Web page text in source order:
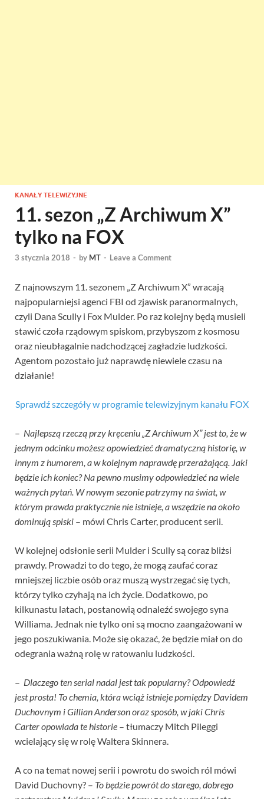
KANAŁY TELEWIZYJNE
11. sezon „Z Archiwum X”
tylko na FOX
3 stycznia 2018 - by MT - Leave a Comment
Z najnowszym 11. sezonem „Z Archiwum X” wracają
najpopularniejsi agenci FBI od zjawisk paranormalnych,
czyli Dana Scully i Fox Mulder. Po raz kolejny będą musieli
stawić czoła rządowym spiskom, przybyszom z kosmosu
oraz nieubłagalnie nadchodzącej zagładzie ludzkości.
Agentom pozostało już naprawdę niewiele czasu na
działanie!
Sprawdź szczegóły w programie telewizyjnym kanału FOX
– Najlepszą rzeczą przy kręceniu „Z Archiwum X” jest to, że w
jednym odcinku możesz opowiedzieć dramatyczną historię, w
innym z humorem, a w kolejnym naprawdę przerażającą. Jaki
będzie ich koniec? Na pewno musimy odpowiedzieć na wiele
ważnych pytań. W nowym sezonie patrzymy na świat, w
którym prawda praktycznie nie istnieje, a wszędzie na około
dominują spiski – mówi Chris Carter, producent serii.
W kolejnej odsłonie serii Mulder i Scully są coraz bliżsi
prawdy. Prowadzi to do tego, że mogą zaufać coraz
mniejszej liczbie osób oraz muszą wystrzegać się tych,
którzy tylko czyhają na ich życie. Dodatkowo, po
kilkunastu latach, postanowią odnaleźć swojego syna
Williama. Jednak nie tylko oni są mocno zaangażowani w
jego poszukiwania. Może się okazać, że będzie miał on do
odegrania ważną rolę w ratowaniu ludzkości.
– Dlaczego ten serial nadal jest tak popularny? Odpowiedź
jest prosta! To chemia, która wciąż istnieje pomiędzy Davidem
Duchovnym i Gillian Anderson oraz sposób, w jaki Chris
Carter opowiada te historie – tłumaczy Mitch Pileggi
wcielający się w rolę Waltera Skinnera.
A co na temat nowej serii i powrotu do swoich ról mówi
David Duchovny? – To będzie powrót do starego, dobrego